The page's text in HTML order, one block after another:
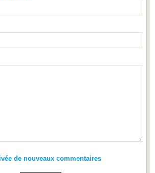
de nouveaux commentaires